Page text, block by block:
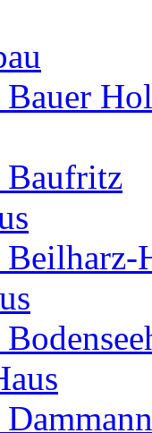
Baufritz